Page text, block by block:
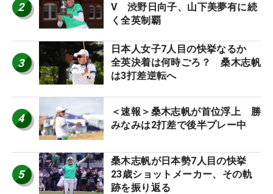
2
V 渋野日向子、山下美夢有に続
く全英制覇
3
日本人女子7人目の快挙なるか
全英決着は何時ごろ？ 桑木志帆
は3打差逆転へ
4
＜速報＞桑木志帆が首位浮上 勝
みなみは2打差で後半プレー中
5
桑木志帆が日本勢7人目の快挙
23歳ショットメーカー、その軌
跡を振り返る